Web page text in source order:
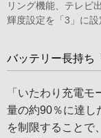
リング機能、テレビ
輝度設定を「3」に
バッテリー長持ち
「いたわり充電
量の約90％に達し
を制限することで